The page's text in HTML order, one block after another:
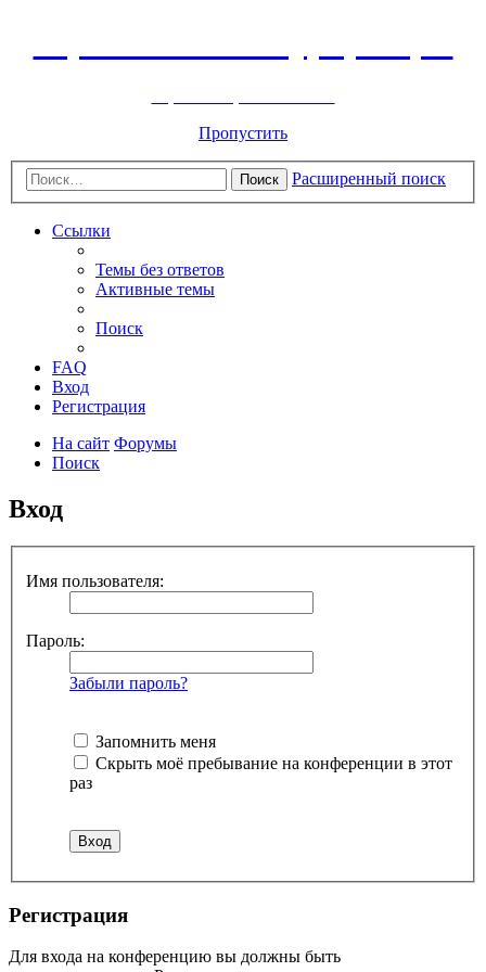
Пропустить
Поиск Расширенный поиск
Ссылки
Темы без ответов
Активные темы
Поиск
FAQ
Вход
Регистрация
На сайт Форумы
Поиск
Вход
Имя пользователя:
Пароль:
Забыли пароль?
Запомнить меня
Скрыть моё пребывание на конференции в этот
раз
Регистрация
Для входа на конференцию вы должны быть